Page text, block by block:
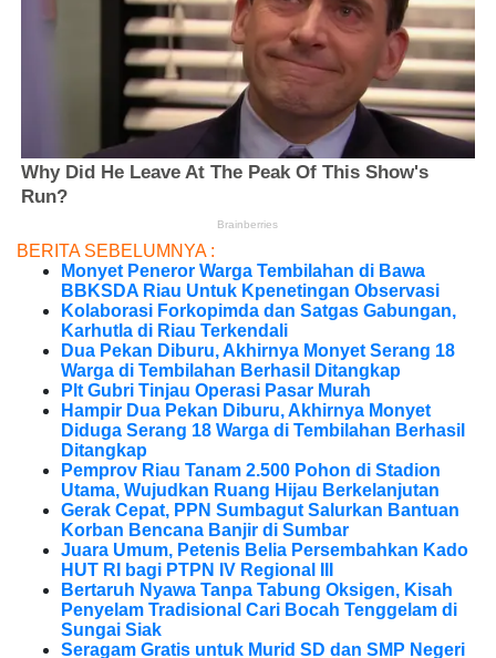
BERITA SEBELUMNYA :
Monyet Peneror Warga Tembilahan di Bawa
BBKSDA Riau Untuk Kpenetingan Observasi
Kolaborasi Forkopimda dan Satgas Gabungan,
Karhutla di Riau Terkendali
Dua Pekan Diburu, Akhirnya Monyet Serang 18
Warga di Tembilahan Berhasil Ditangkap
Plt Gubri Tinjau Operasi Pasar Murah
Hampir Dua Pekan Diburu, Akhirnya Monyet
Diduga Serang 18 Warga di Tembilahan Berhasil
Ditangkap
Pemprov Riau Tanam 2.500 Pohon di Stadion
Utama, Wujudkan Ruang Hijau Berkelanjutan
Gerak Cepat, PPN Sumbagut Salurkan Bantuan
Korban Bencana Banjir di Sumbar
Juara Umum, Petenis Belia Persembahkan Kado
HUT RI bagi PTPN IV Regional III
Bertaruh Nyawa Tanpa Tabung Oksigen, Kisah
Penyelam Tradisional Cari Bocah Tenggelam di
Sungai Siak
Seragam Gratis untuk Murid SD dan SMP Negeri